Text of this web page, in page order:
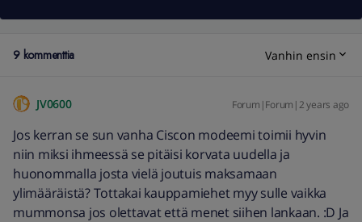
9 kommenttia Vanhin ensin
JV0600 Forum|Forum|2 years ago
Jos kerran se sun vanha Ciscon modeemi toimii hyvin
niin miksi ihmeessä se pitäisi korvata uudella ja
huonommalla josta vielä joutuis maksamaan
ylimääräistä? Tottakai kauppamiehet myy sulle vaikka
mummonsa jos olettavat että menet siihen lankaan. :D Ja